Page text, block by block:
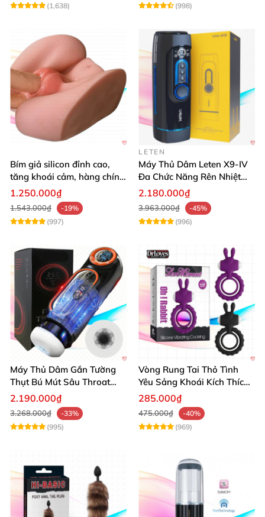
(1,638)
(998)
Bím giả silicon đỉnh cao,
tăng khoái cảm, hàng chính
hãng SHP1391
1.250.000₫
1.543.000₫
-19%
(997)
LETEN
Máy Thủ Dâm Leten X9-IV
Đa Chức Năng Rên Nhiệt
Bật Đỉnh
2.180.000₫
3.963.000₫
-45%
(996)
Máy Thủ Dâm Gắn Tường
Thụt Bú Mút Sâu Throat
Cao Cấp
2.190.000₫
3.268.000₫
-33%
(995)
Vòng Rung Tai Thỏ Tình
Yêu Sảng Khoái Kích Thích
Mạnh
285.000₫
475.000₫
-40%
(969)